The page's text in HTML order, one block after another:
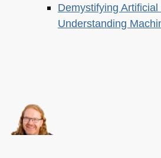
Demystifying
Understanding